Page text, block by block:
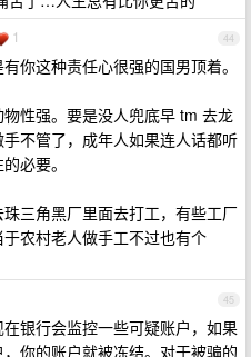
44
1
你这种责任心很强的国男顶着。
性强。要是没人兜底早 tm 去龙
不管了，成年人如果连人话都听
必要。
三角黑厂里面去打工，有些工厂
农村老人做手工不过也有个
45
银行会监控一些可疑账户，如果
你的账户就被冻结。对于被骗的